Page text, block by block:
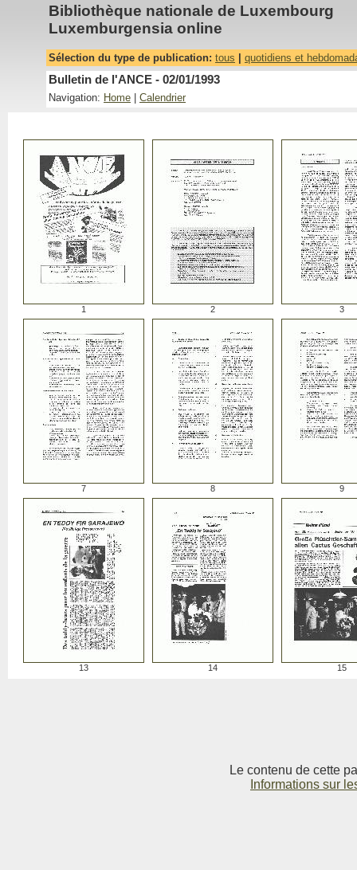
Bibliothèque nationale de Luxembourg
Luxemburgensia online
Sélection du type de publication: tous quotidiens et
Bulletin de l'ANCE - 02/01/1993
Navigation: Home Calendrier
1 2 3
7 8 9
13 14 15
Le contenu de cette
Informations sur